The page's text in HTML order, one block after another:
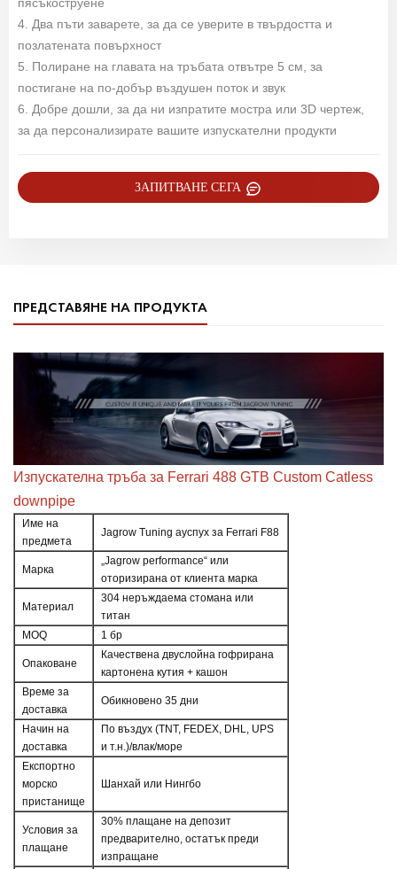
4. Два пъти заварете, за да се уверите в твърдостта и
позлатената повърхност
5. Полиране на главата на тръбата отвътре 5 см, за
постигане на по-добър въздушен поток и звук
6. Добре дошли, за да ни изпратите мостра или 3D чертеж,
за да персонализирате вашите изпускателни продукти
ЗАПИТВАНЕ СЕГА
ПРЕДСТАВЯНЕ НА ПРОДУКТА
Изпускателна тръба за Ferrari 488 GTB Custom Catless
downpipe
Име на
предмета
Jagrow Tuning ауспух за Ferrari F88
Марка
„Jagrow performance“ или
оторизирана от клиента марка
Материал
304 неръждаема стомана или
титан
MOQ
1 бр
Опаковане
Качествена двуслойна гофрирана
картонена кутия + кашон
Време за
доставка
Обикновено 35 дни
Начин на
доставка
По въздух (TNT, FEDEX, DHL, UPS
и т.н.)/влак/море
Експортно
морско
пристанище
Шанхай или Нингбо
Условия за
плащане
30% плащане на депозит
предварително, остатък преди
изпращане